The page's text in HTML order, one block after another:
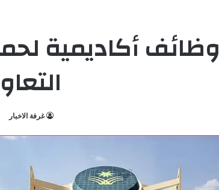
وظائف أكاديمية
غرفة الاخبار